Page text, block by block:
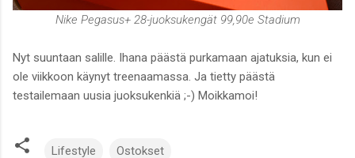
Nike Pegasus+ 28-juoksukengät 99,90e Stadium
Nyt suuntaan salille. Ihana päästä purkamaan ajatuksia, kun ei
ole viikkoon käynyt treenaamassa. Ja tietty päästä
testailemaan uusia juoksukenkiä ;-) Moikkamoi!
Lifestyle Ostokset